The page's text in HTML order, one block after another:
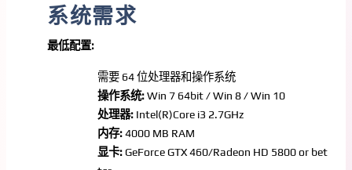
系统需求
最低配置:
需要 64 位处理器和操作系统
操作系统:Win 7 64bit / Win 8 / Win 10
处理器: Intel(R)Core i3 2.7GHz
内存:4000 MB RAM
显卡:GeForce GTX 460/Radeon HD 5800 or bet